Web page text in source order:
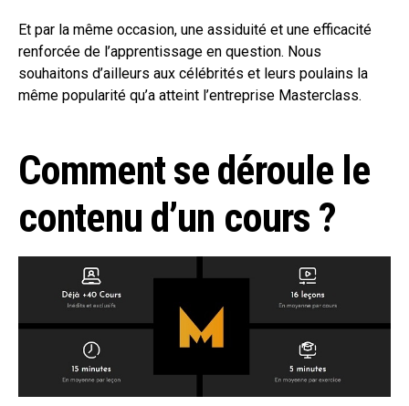
Et par la même occasion, une assiduité et une efficacité
renforcée de l’apprentissage en question. Nous
souhaitons d’ailleurs aux célébrités et leurs poulains la
même popularité qu’a atteint l’entreprise Masterclass.
Comment se déroule le
contenu d’un cours ?